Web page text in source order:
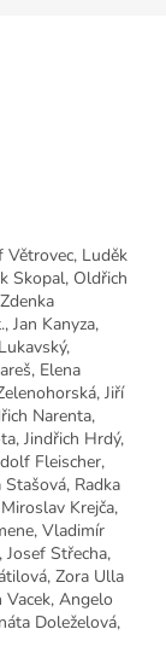
Větrovec, Luděk
Skopal, Oldřich
Jan Kanyza,
Elena
Jiří
Narenta,
Jindřich Hrdý,
Fleischer,
Radka
Krejča,
Vladimír
Josef Střecha,
Zora Ulla
Vacek, Angelo
Doleželová,